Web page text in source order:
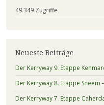
49.349 Zugriffe
Neueste Beiträge
Der Kerryway 9. Etappe
Der Kerryway 8. Etappe Sneem
Der Kerryway 7. Etappe